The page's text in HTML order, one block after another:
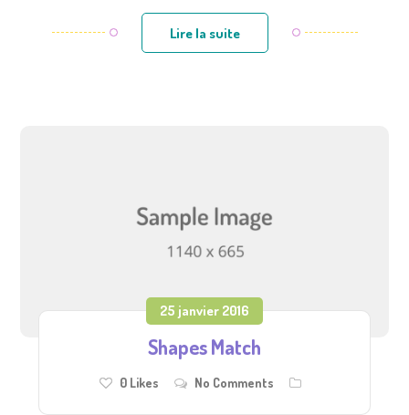
Lire la suite
25 janvier 2016
Shapes Match
0 Likes No Comments